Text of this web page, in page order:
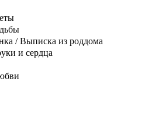
/ Выписка из роддома
и сердца